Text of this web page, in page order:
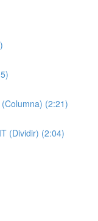
(2:21)
(Dividir) (2:04)